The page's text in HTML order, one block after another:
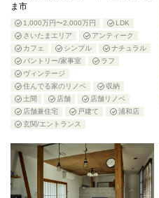
ま市
1,000万円〜2,000万円
LDK
さいたまエリア
アンティーク
カフェ
シンプル
ナチュラル
パントリー/家事室
ラフ
ヴィンテージ
住んでる家のリノベ
収納
土間
店舗
店舗リノベ
店舗兼住宅
戸建て
浦和店
玄関/エントランス